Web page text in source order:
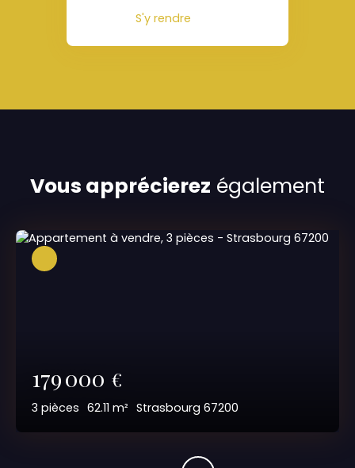
S'y rendre
Vous apprécierez également
179 000 €
3 pièces 62.11 m² Strasbourg 67200